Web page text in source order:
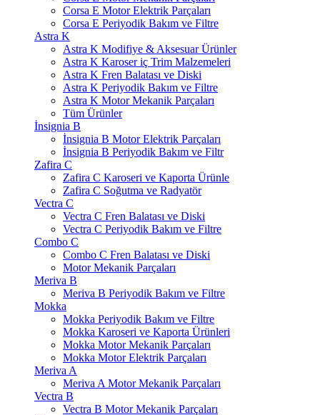
Corsa E Motor Elektrik Parçaları
Corsa E Periyodik Bakım ve Filtre
Astra K
Astra K Modifiye & Aksesuar Ürünler
Astra K Karoser iç Trim Malzemeleri
Astra K Fren Balatası ve Diski
Astra K Periyodik Bakım ve Filtre
Astra K Motor Mekanik Parçaları
Tüm Ürünler
İnsignia B
İnsignia B Motor Elektrik Parçaları
İnsignia B Periyodik Bakım ve Filtr
Zafira C
Zafira C Karoseri ve Kaporta Ürünle
Zafira C Soğutma ve Radyatör
Vectra C
Vectra C Fren Balatası ve Diski
Vectra C Periyodik Bakım ve Filtre
Combo C
Combo C Fren Balatası ve Diski
Motor Mekanik Parçaları
Meriva B
Meriva B Periyodik Bakım ve Filtre
Mokka
Mokka Periyodik Bakım ve Filtre
Mokka Karoseri ve Kaporta Ürünleri
Mokka Motor Mekanik Parçaları
Mokka Motor Elektrik Parçaları
Meriva A
Meriva A Motor Mekanik Parçaları
Vectra B
Vectra B Motor Mekanik Parçaları